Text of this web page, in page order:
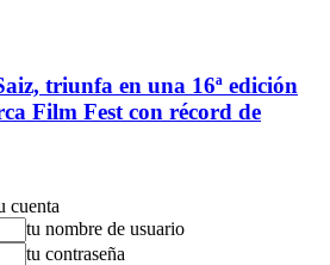
triunfa en una 16ª edición
Film Fest con récord de
cuenta
tu nombre de usuario
tu contraseña